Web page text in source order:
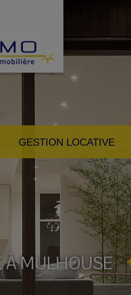
GESTION LOCATIVE
À MULHOUSE